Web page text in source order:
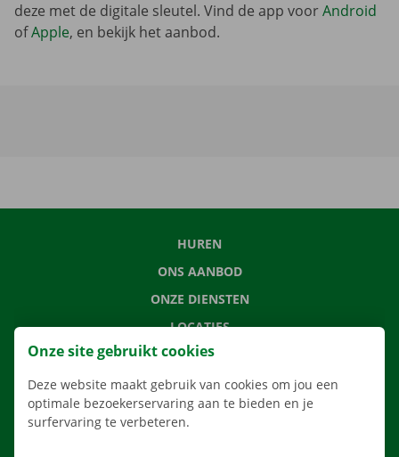
deze met de digitale sleutel. Vind de app voorAndroid
ofApple, en bekijk het aanbod.
HUREN
ONS AANBOD
ONZE DIENSTEN
LOCATIES
APP
VERHUISOPLOSSINGEN
Onze site gebruikt cookies
Deze website maakt gebruik van cookies om jou een
optimale bezoekerservaring aan te bieden en je
surfervaring te verbeteren.